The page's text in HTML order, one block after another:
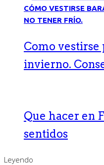
Como vestirse
invierno.
Que hacer en
sentidos
Leyendo